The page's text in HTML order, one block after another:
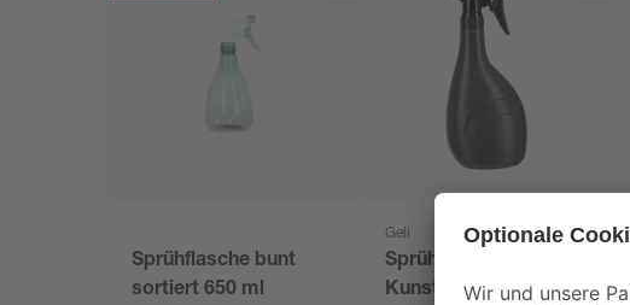
Sprühflasche bunt
sortiert 650 ml
Geli
Sprüher "Eden"
Kunststoff anthrazit